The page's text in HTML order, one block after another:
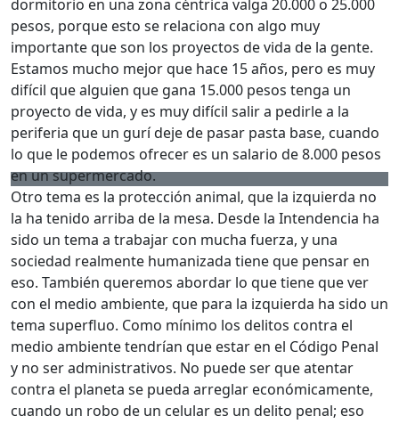
dormitorio en una zona céntrica valga 20.000 o 25.000
pesos, porque esto se relaciona con algo muy
importante que son los proyectos de vida de la gente.
Estamos mucho mejor que hace 15 años, pero es muy
difícil que alguien que gana 15.000 pesos tenga un
proyecto de vida, y es muy difícil salir a pedirle a la
periferia que un gurí deje de pasar pasta base, cuando
lo que le podemos ofrecer es un salario de 8.000 pesos
en un supermercado.
Otro tema es la protección animal, que la izquierda no
la ha tenido arriba de la mesa. Desde la Intendencia ha
sido un tema a trabajar con mucha fuerza, y una
sociedad realmente humanizada tiene que pensar en
eso. También queremos abordar lo que tiene que ver
con el medio ambiente, que para la izquierda ha sido un
tema superfluo. Como mínimo los delitos contra el
medio ambiente tendrían que estar en el Código Penal
y no ser administrativos. No puede ser que atentar
contra el planeta se pueda arreglar económicamente,
cuando un robo de un celular es un delito penal; eso